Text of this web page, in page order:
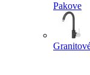
Pakove